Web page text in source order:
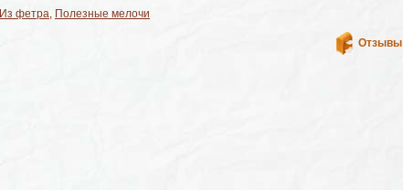
Из фетра, Полезные мелочи
Отзывы